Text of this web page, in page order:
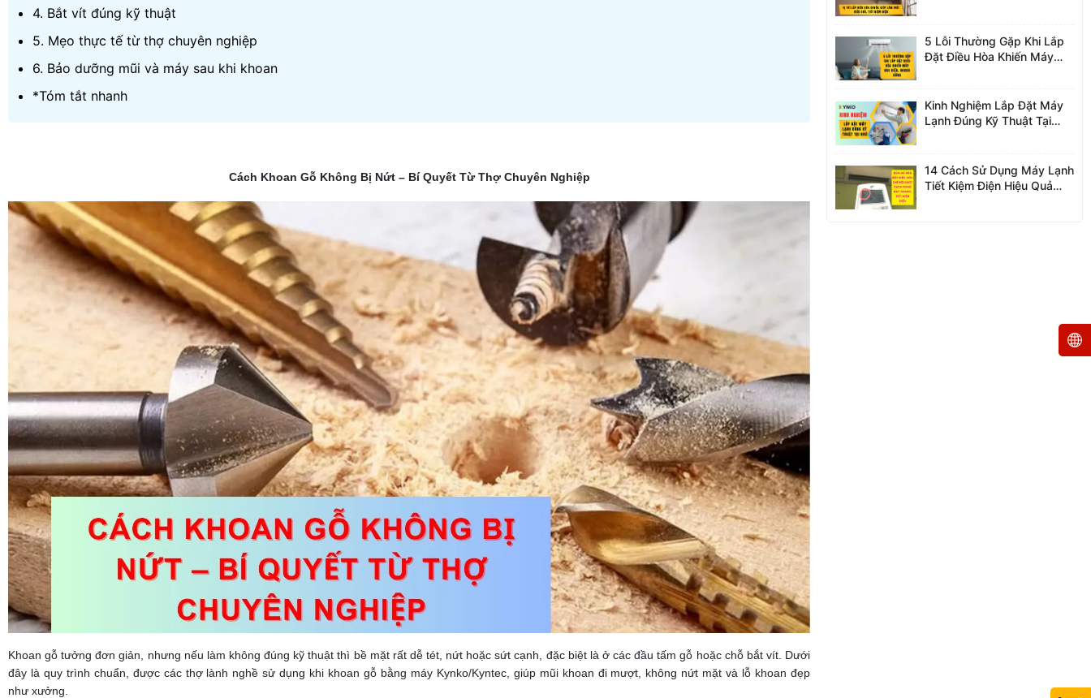
4. Bắt vít đúng kỹ thuật
5. Mẹo thực tế từ thợ chuyên nghiệp
6. Bảo dưỡng mũi và máy sau khi khoan
*Tóm tắt nhanh
Cách Khoan Gỗ Không Bị Nứt – Bí Quyết Từ Thợ Chuyên Nghiệp
Khoan gỗ tưởng đơn giản, nhưng nếu làm không đúng kỹ thuật thì bề mặt rất dễ tét, nứt hoặc sứt cạnh, đặc biệt là ở các đầu tấm gỗ hoặc chỗ bắt vít. Dưới
đây là quy trình chuẩn, được các thợ lành nghề sử dụng khi khoan gỗ bằng máy Kynko/Kyntec, giúp mũi khoan đi mượt, không nứt mặt và lỗ khoan đẹp
như xưởng.
5 Lỗi Thường Gặp Khi Lắp
Đặt Điều Hòa Khiến Máy
Kinh Nghiệm Lắp Đặt Máy
Lạnh Đúng Kỹ Thuật Tại
14 Cách Sử Dụng Máy Lạnh
Tiết Kiệm Điện Hiệu Quả